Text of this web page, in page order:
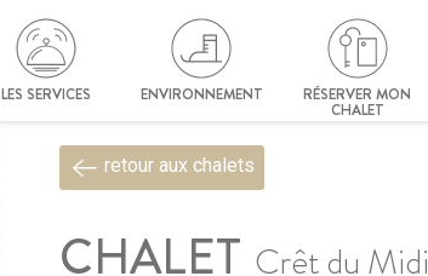
LES SERVICES ENVIRONNEMENT RÉSERVER MON
CHALET
retour aux chalets
CHALET Crêt du Midi